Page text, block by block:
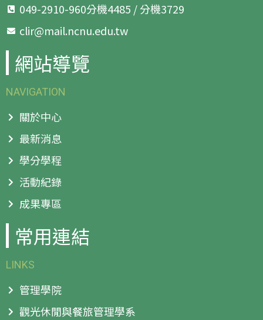
049-2910-960分機4485 / 分機3729
clir@mail.ncnu.edu.tw
網站導覽
NAVIGATION
關於中心
最新消息
學分學程
活動紀錄
成果專區
常用連結
LINKS
管理學院
觀光休閒與餐旅管理學系